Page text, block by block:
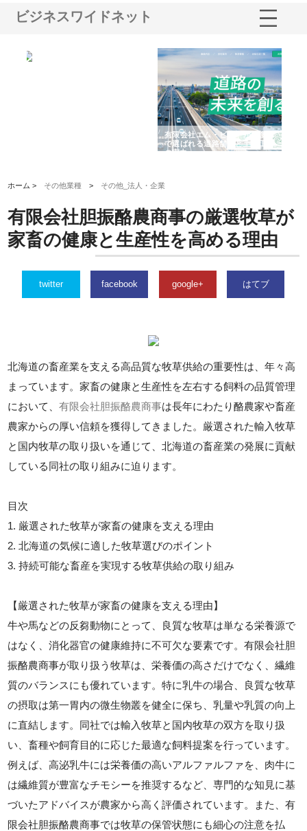
ビジネスワイドネット
有限会社エム・ビルドが南多摩
で選ばれる道路舗装と土木工事
の実力
ホーム > その他業種 > その他_法人・企業
有限会社胆振酪農商事の厳選牧草が
家畜の健康と生産性を高める理由
twitter facebook google+ はてブ
北海道の畜産業を支える高品質な牧草供給の重要性は、年々高
まっています。家畜の健康と生産性を左右する飼料の品質管理
において、有限会社胆振酪農商事は長年にわたり酪農家や畜産
農家からの厚い信頼を獲得してきました。厳選された輸入牧草
と国内牧草の取り扱いを通じて、北海道の畜産業の発展に貢献
している同社の取り組みに迫ります。
目次
1. 厳選された牧草が家畜の健康を支える理由
2. 北海道の気候に適した牧草選びのポイント
3. 持続可能な畜産を実現する牧草供給の取り組み
【厳選された牧草が家畜の健康を支える理由】
牛や馬などの反芻動物にとって、良質な牧草は単なる栄養源で
はなく、消化器官の健康維持に不可欠な要素です。有限会社胆
振酪農商事が取り扱う牧草は、栄養価の高さだけでなく、繊維
質のバランスにも優れています。特に乳牛の場合、良質な牧草
の摂取は第一胃内の微生物叢を健全に保ち、乳量や乳質の向上
に直結します。同社では輸入牧草と国内牧草の双方を取り扱
い、畜種や飼育目的に応じた最適な飼料提案を行っています。
例えば、高泌乳牛には栄養価の高いアルファルファを、肉牛に
は繊維質が豊富なチモシーを推奨するなど、専門的な知見に基
づいたアドバイスが農家から高く評価されています。また、有
限会社胆振酪農商事では牧草の保管状態にも細心の注意を払